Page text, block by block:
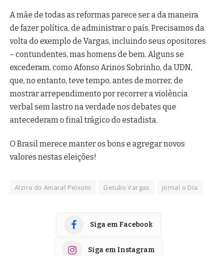
A mãe de todas as reformas parece ser a da maneira
de fazer política, de administrar o país. Precisamos da
volta do exemplo de Vargas, incluindo seus opositores
– contundentes, mas homens de bem. Alguns se
excederam, como Afonso Arinos Sobrinho, da UDN,
que, no entanto, teve tempo, antes de morrer, de
mostrar arrependimento por recorrer a violência
verbal sem lastro na verdade nos debates que
antecederam o final trágico do estadista.
O Brasil merece manter os bons e agregar novos
valores nestas eleições!
Alzira do Amaral Peixoto Getulio Vargas Jornal o Dia
Siga em Facebook
Siga em Instagram